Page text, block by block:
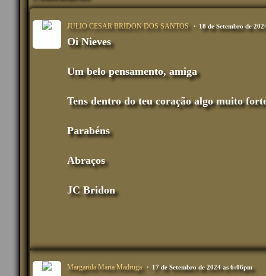
JULIO CESAR BRIDON DOS SANTOS 18 de Setembro de
Oi Nieves
Um belo pensamento, amiga
Tens dentro do teu coração algo muito
Parabéns
Abraços
JC Bridon
Margarida Maria Madruga 17 de Setembro de 2024 as 6:06pm